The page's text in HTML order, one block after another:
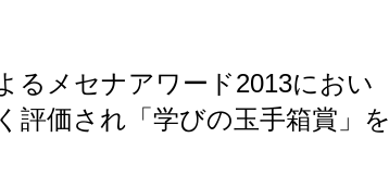
るメセナアワード2013におい
評価され「学びの玉手箱賞」